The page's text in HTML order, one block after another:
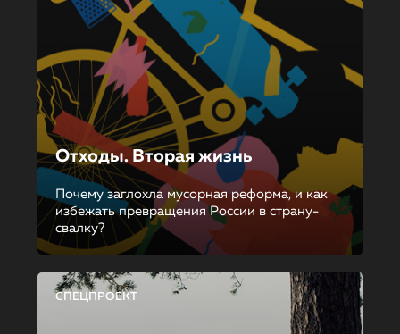
Отходы. Вторая жизнь
Почему заглохла мусорная реформа, и как
избежать превращения России в страну-
свалку?
СПЕЦПРОЕКТ